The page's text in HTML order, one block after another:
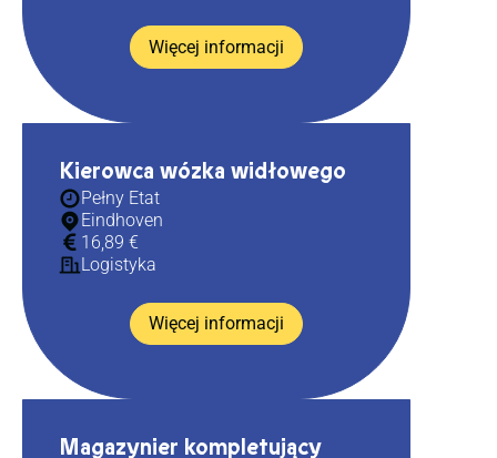
Więcej informacji
Kierowca wózka widłowego
Pełny Etat
Eindhoven
16,89 €
Logistyka
Więcej informacji
Magazynier kompletujący